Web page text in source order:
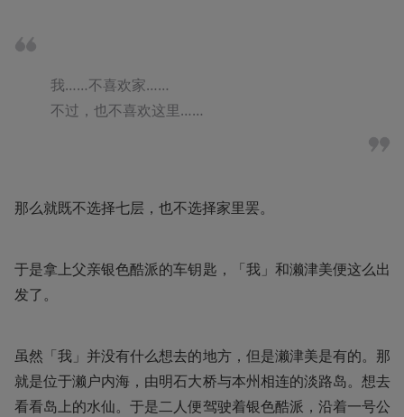
我……不喜欢家……
不过，也不喜欢这里……
那么就既不选择七层，也不选择家里罢。
于是拿上父亲银色酷派的车钥匙，「我」和濑津美便这么出
发了。
虽然「我」并没有什么想去的地方，但是濑津美是有的。那
就是位于濑户内海，由明石大桥与本州相连的淡路岛。想去
看看岛上的水仙。于是二人便驾驶着银色酷派，沿着一号公